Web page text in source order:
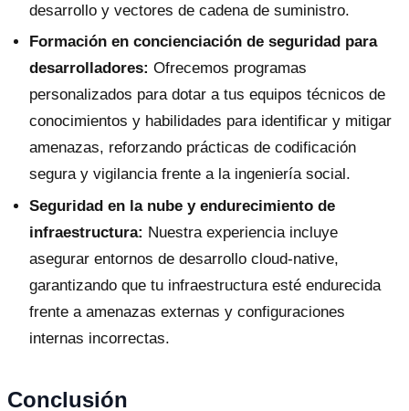
desarrollo y vectores de cadena de suministro.
Formación en concienciación de seguridad para
desarrolladores: Ofrecemos programas
personalizados para dotar a tus equipos técnicos de
conocimientos y habilidades para identificar y mitigar
amenazas, reforzando prácticas de codificación
segura y vigilancia frente a la ingeniería social.
Seguridad en la nube y endurecimiento de
infraestructura: Nuestra experiencia incluye
asegurar entornos de desarrollo cloud-native,
garantizando que tu infraestructura esté endurecida
frente a amenazas externas y configuraciones
internas incorrectas.
Conclusión